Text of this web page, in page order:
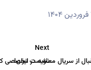
از سریال معاویه در ایران!
Next
نشست تخصصی کلان